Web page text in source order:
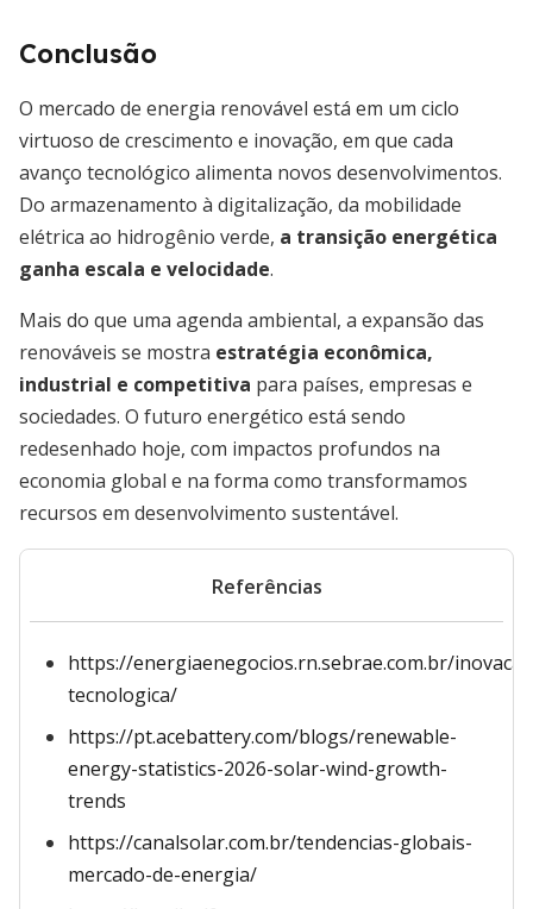
Conclusão
O mercado de energia renovável está em um ciclo
virtuoso de crescimento e inovação, em que cada
avanço tecnológico alimenta novos desenvolvimentos.
Do armazenamento à digitalização, da mobilidade
elétrica ao hidrogênio verde, a transição energética
ganha escala e velocidade.
Mais do que uma agenda ambiental, a expansão das
renováveis se mostra estratégia econômica,
industrial e competitiva para países, empresas e
sociedades. O futuro energético está sendo
redesenhado hoje, com impactos profundos na
economia global e na forma como transformamos
recursos em desenvolvimento sustentável.
Referências
https://energiaenegocios.rn.sebrae.com.br/
tecnologica/
https://pt.acebattery.com/blogs/renewable-
energy-statistics-2026-solar-wind-growth-
trends
https://canalsolar.com.br/tendencias-globais-
mercado-de-energia/